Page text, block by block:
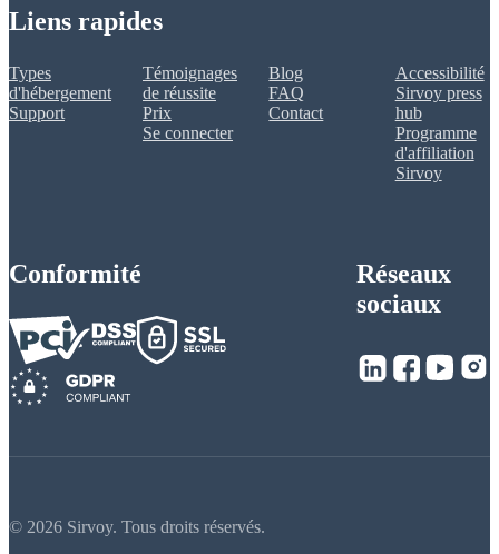
Liens rapides
Types
d'hébergement
Support
Témoignages
de réussite
Prix
Se connecter
Blog
FAQ
Contact
Accessibilité
Sirvoy press
hub
Programme
d'affiliation
Sirvoy
Conformité
Réseaux
sociaux
© 2026 Sirvoy. Tous droits réservés.